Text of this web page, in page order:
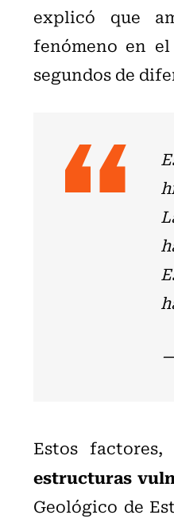
explicó que
fenómeno en
segundos de
Estos
estructuras
Geológico de